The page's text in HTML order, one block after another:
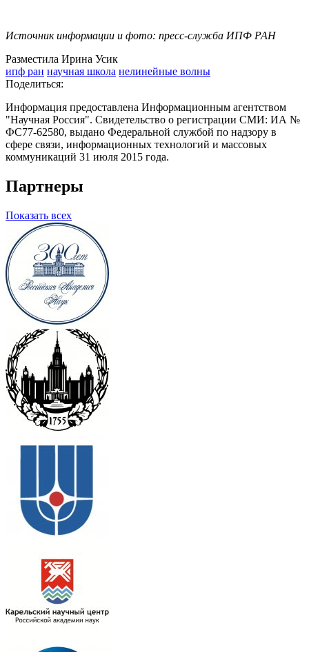
Источник информации и фото: пресс-служба ИПФ РАН
Разместила Ирина Усик
ипф ран научная школа нелинейные волны
Поделиться:
Информация предоставлена Информационным агентством
"Научная Россия". Свидетельство о регистрации СМИ: ИА №
ФС77-62580, выдано Федеральной службой по надзору в
сфере связи, информационных технологий и массовых
коммуникаций 31 июля 2015 года.
Партнеры
Показать всех